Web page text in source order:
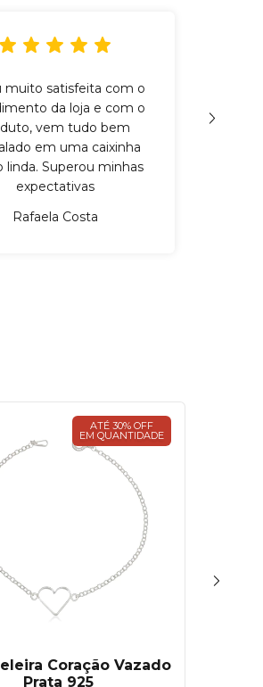
muito satisfeita com o
da loja e com o
vem tudo bem
em uma caixinha
linda. Superou minhas
expectativas
Rafaela Costa
ATÉ 30% OFF
EM QUANTIDADE
Coração Vazado
Prata 925